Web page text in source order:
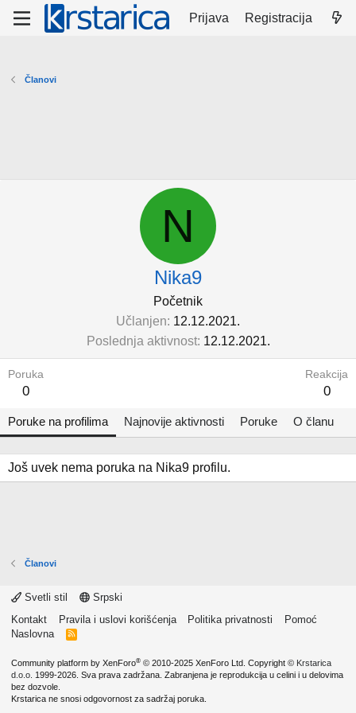
Prijava Registracija
Članovi
N
Nika9
Početnik
Učlanjen 12.12.2021.
Poslednja aktivnost 12.12.2021.
Poruka
0
Reakcija
0
Poruke na profilima Najnovije aktivnosti Poruke O članu
Još uvek nema poruka na Nika9 profilu.
Članovi
Svetli stil
Srpski
Kontakt
Pravila i uslovi korišćenja Politika privatnosti
Pomoć
Naslovna
R
Community platform by XenForo® © 2010-2025 XenForo Ltd. Copyright © Krstarica
d.o.o. 1999-2026. Sva prava zadržana. Zabranjena je reprodukcija u celini i u delovima
bez dozvole.
Krstarica ne snosi odgovornost za sadržaj poruka.